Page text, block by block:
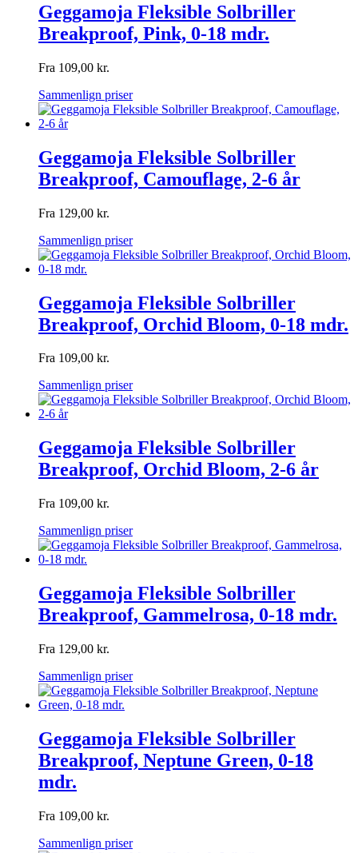
Geggamoja Fleksible Solbriller
Breakproof, Pink, 0-18 mdr.
Fra 109,00 kr.
Sammenlign priser
Geggamoja Fleksible Solbriller
Breakproof, Camouflage, 2-6 år
Fra 129,00 kr.
Sammenlign priser
Geggamoja Fleksible Solbriller
Breakproof, Orchid Bloom, 0-18 mdr.
Fra 109,00 kr.
Sammenlign priser
Geggamoja Fleksible Solbriller
Breakproof, Orchid Bloom, 2-6 år
Fra 109,00 kr.
Sammenlign priser
Geggamoja Fleksible Solbriller
Breakproof, Gammelrosa, 0-18 mdr.
Fra 129,00 kr.
Sammenlign priser
Geggamoja Fleksible Solbriller
Breakproof, Neptune Green, 0-18
mdr.
Fra 109,00 kr.
Sammenlign priser